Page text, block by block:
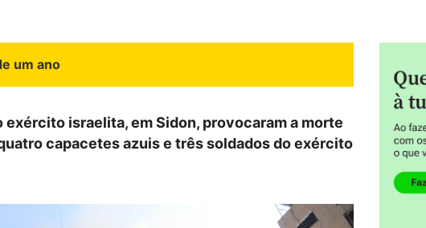
um ano
exército israelita, em Sidon, provocaram a morte
capacetes azuis e três soldados do exército